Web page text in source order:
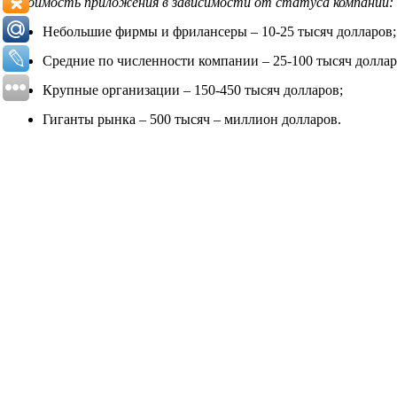
Небольшие фирмы и фрилансеры – 10-25 тысяч долларов;
Средние по численности компании – 25-100 тысяч
Крупные организации – 150-450 тысяч долларов;
Гиганты рынка – 500 тысяч – миллион долларов.